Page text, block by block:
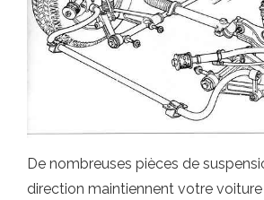
De nombreuses pièces de
direction maintiennent votre